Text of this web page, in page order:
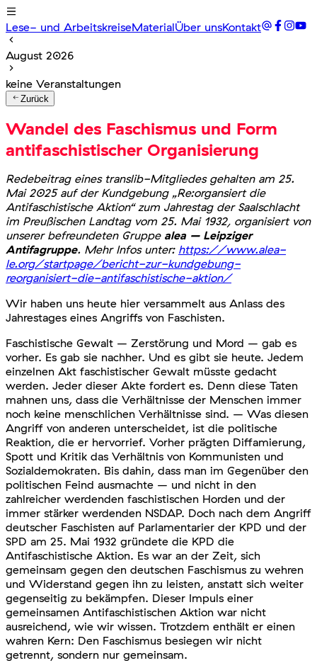
Lese- und ArbeitskreiseMaterialÜber unsKontakt
August 2026
keine Veranstaltungen
Zurück
Wandel des Faschismus und Form
antifaschistischer Organisierung
Redebeitrag eines translib-Mitgliedes gehalten am 25.
Mai 2025 auf der Kundgebung „Re:organsiert die
Antifaschistische Aktion“ zum Jahrestag der Saalschlacht
im Preußischen Landtag vom 25. Mai 1932, organisiert von
unserer befreundeten Gruppe alea – Leipziger
Antifagruppe. Mehr Infos unter: https://www.alea-
le.org/startpage/bericht-zur-kundgebung-
reorganisiert-die-antifaschistische-aktion/
Wir haben uns heute hier versammelt aus Anlass des
Jahrestages eines Angriffs von Faschisten.
Faschistische Gewalt – Zerstörung und Mord – gab es
vorher. Es gab sie nachher. Und es gibt sie heute. Jedem
einzelnen Akt faschistischer Gewalt müsste gedacht
werden. Jeder dieser Akte fordert es. Denn diese Taten
mahnen uns, dass die Verhältnisse der Menschen immer
noch keine menschlichen Verhältnisse sind. – Was diesen
Angriff von anderen unterscheidet, ist die politische
Reaktion, die er hervorrief. Vorher prägten Diffamierung,
Spott und Kritik das Verhältnis von Kommunisten und
Sozialdemokraten. Bis dahin, dass man im Gegenüber den
politischen Feind ausmachte – und nicht in den
zahlreicher werdenden faschistischen Horden und der
immer stärker werdenden NSDAP. Doch nach dem Angriff
deutscher Faschisten auf Parlamentarier der KPD und der
SPD am 25. Mai 1932 gründete die KPD die
Antifaschistische Aktion. Es war an der Zeit, sich
gemeinsam gegen den deutschen Faschismus zu wehren
und Widerstand gegen ihn zu leisten, anstatt sich weiter
gegenseitig zu bekämpfen. Dieser Impuls einer
gemeinsamen Antifaschistischen Aktion war nicht
ausreichend, wie wir wissen. Trotzdem enthält er einen
wahren Kern: Den Faschismus besiegen wir nicht
getrennt, sondern nur gemeinsam.